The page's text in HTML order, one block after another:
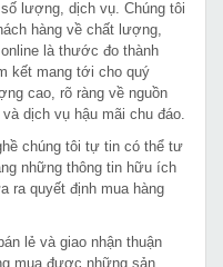
lượng, dịch vụ. Chúng tôi
hàng về chất lượng,
là thước đo thành
kết mang tới cho quý
cao, rõ ràng về nguồn
dịch vụ hậu mãi chu đáo.
chúng tôi tự tin có thể tư
những thông tin hữu ích
ra quyết định mua hàng
lẻ và giao nhận thuận
mua được những sản